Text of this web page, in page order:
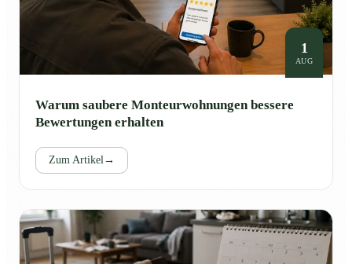
1
AUG
Warum saubere Monteurwohnungen bessere
Bewertungen erhalten
Zum Artikel→